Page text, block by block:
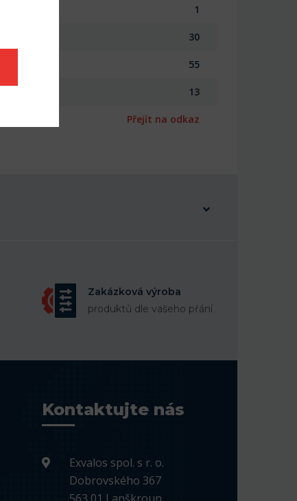
1
30
55
13
Přejít na odkaz
Zakázková výroba
produktů dle vašeho přání
Kontaktujte nás
Exvalos spol. s r. o.
Dobrovského 367